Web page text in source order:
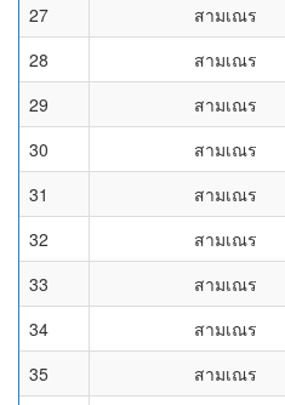
27
สามเณร
28
สามเณร
29
สามเณร
30
สามเณร
31
สามเณร
32
สามเณร
33
สามเณร
34
สามเณร
35
สามเณร